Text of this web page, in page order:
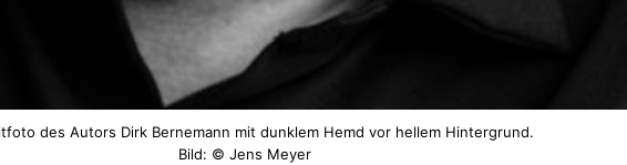
des Autors Dirk Bernemann mit dunklem Hemd vor hellem Hintergrund.
Bild: © Jens Meyer